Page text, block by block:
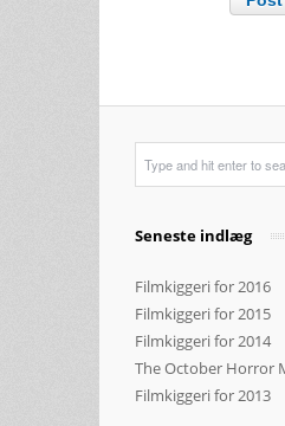
Seneste indlæg
Filmkiggeri for 2016
Filmkiggeri for 2015
Filmkiggeri for 2014
The October Horror
Filmkiggeri for 2013